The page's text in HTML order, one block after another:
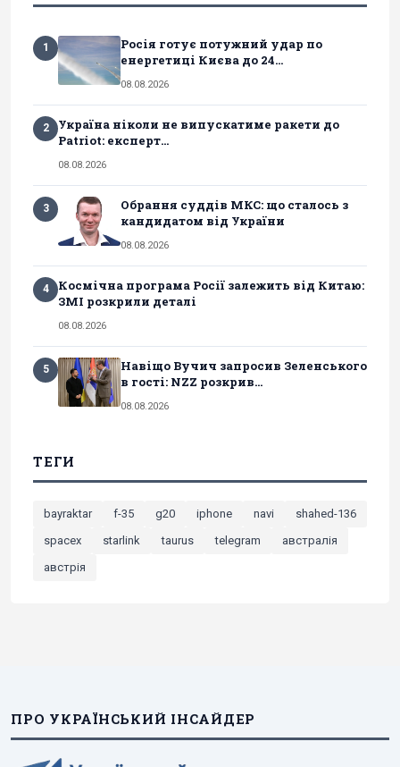
1
Росія готує потужний удар по
енергетиці Києва до 24...
08.08.2026
2
Україна ніколи не випускатиме ракети до
Patriot: експерт...
08.08.2026
3
Обрання суддів МКС: що сталось з
кандидатом від України
08.08.2026
4
Космічна програма Росії залежить від Китаю:
ЗМІ розкрили деталі
08.08.2026
5
Навіщо Вучич запросив Зеленського
в гості: NZZ розкрив...
08.08.2026
ТЕГИ
bayraktar f-35 g20 iphone navi
shahed-136
spacex
starlink taurus telegram
австралія
австрія
ПРО УКРАЇНСЬКИЙ ІНСАЙДЕР